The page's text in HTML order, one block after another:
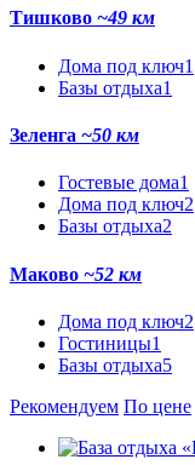
Тишково ~49 км
Дома под ключ1
Базы отдыха1
Зеленга ~50 км
Гостевые дома1
Дома под ключ2
Базы отдыха2
Маково ~52 км
Дома под ключ2
Гостиницы1
Базы отдыха5
Рекомендуем По цене